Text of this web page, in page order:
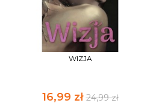
WIZJA
16,99 zł24,99 zł